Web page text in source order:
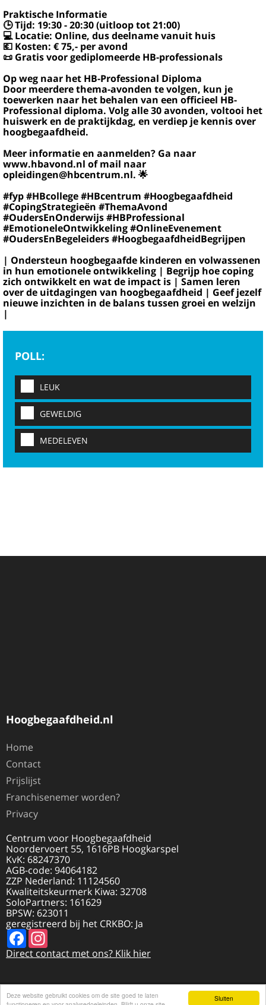
Sluiten
Deze website gebruikt cookies om de site goed te laten
Praktische Informatie
🕒 Tijd: 19:30 - 20:30 (uitloop tot 21:00)
💻 Locatie: Online, dus deelname vanuit huis
💶 Kosten: € 75,- per avond
📜 Gratis voor gediplomeerde HB-professionals
Op weg naar het HB-Professional Diploma
Door meerdere thema-avonden te volgen, kun je
toewerken naar het behalen van een officieel HB-
Professional diploma. Volg alle 30 avonden, voltooi het
huiswerk en de praktijkdag, en verdiep je kennis over
hoogbegaafdheid.
Meer informatie en aanmelden? Ga naar
www.hbavond.nl of mail naar
opleidingen@hbcentrum.nl. 🌟
#fyp #HBcollege #HBcentrum #Hoogbegaafdheid
#CopingStrategieën #ThemaAvond
#OudersEnOnderwijs #HBProfessional
#EmotioneleOntwikkeling #OnlineEvenement
#OudersEnBegeleiders #HoogbegaafdheidBegrijpen
| Ondersteun hoogbegaafde kinderen en volwassenen
in hun emotionele ontwikkeling | Begrijp hoe coping
zich ontwikkelt en wat de impact is | Samen leren
over de uitdagingen van hoogbegaafdheid | Geef jezelf
nieuwe inzichten in de balans tussen groei en welzijn
|
POLL:
LEUK
GEWELDIG
MEDELEVEN
Hoogbegaafdheid.nl
Home
Contact
Prijslijst
Franchisenemer worden?
Privacy
Centrum voor Hoogbegaafdheid
Noordervoert 55, 1616PB Hoogkarspel
KvK: 68247370
AGB-code: 94064182
ZZP Nederland: 11124560
Kwaliteitskeurmerk Kiwa: 32708
SoloPartners: 161629
BPSW: 623011
geregistreerd bij het CRKBO: Ja
FacebookInstagram
Direct contact met ons? Klik hier
© 2026 HOOGBEGAAFDHEID.NL | REALISATIE
DISCLAIMER